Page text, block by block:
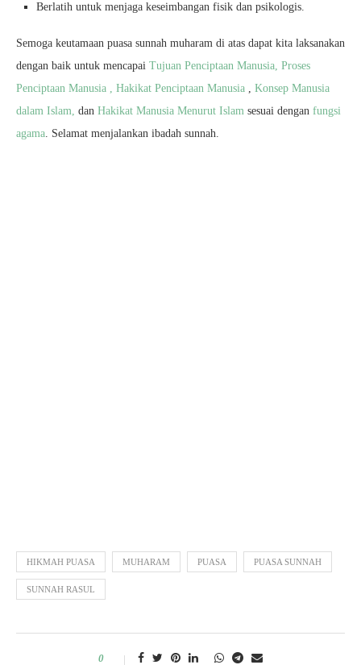
Berlatih untuk menjaga keseimbangan fisik dan psikologis.
Semoga keutamaan puasa sunnah muharam di atas dapat kita laksanakan
dengan baik untuk mencapai Tujuan Penciptaan Manusia, Proses
Penciptaan Manusia , Hakikat Penciptaan Manusia , Konsep Manusia
dalam Islam, dan Hakikat Manusia Menurut Islam sesuai dengan fungsi
agama. Selamat menjalankan ibadah sunnah.
HIKMAH PUASA MUHARAM PUASA PUASA SUNNAH
SUNNAH RASUL
0